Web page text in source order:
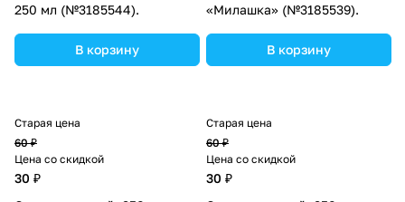
250 мл (№3185544).
В корзину
«Милашка» (№3185539).
В корзину
Старая цена
60 ₽
Цена со скидкой
30 ₽
Старая цена
60 ₽
Цена со скидкой
30 ₽